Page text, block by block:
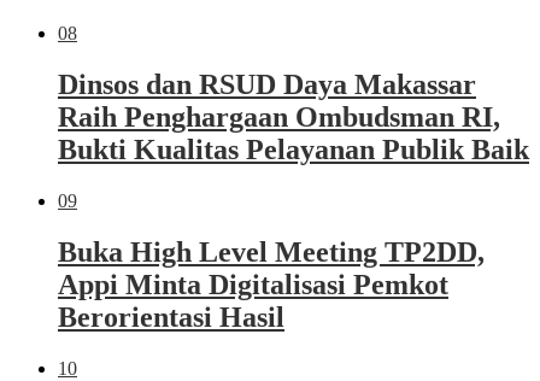
08
Dinsos dan RSUD Daya Makassar
Raih Penghargaan Ombudsman RI,
Bukti Kualitas Pelayanan Publik Baik
09
Buka High Level Meeting TP2DD,
Appi Minta Digitalisasi Pemkot
Berorientasi Hasil
10